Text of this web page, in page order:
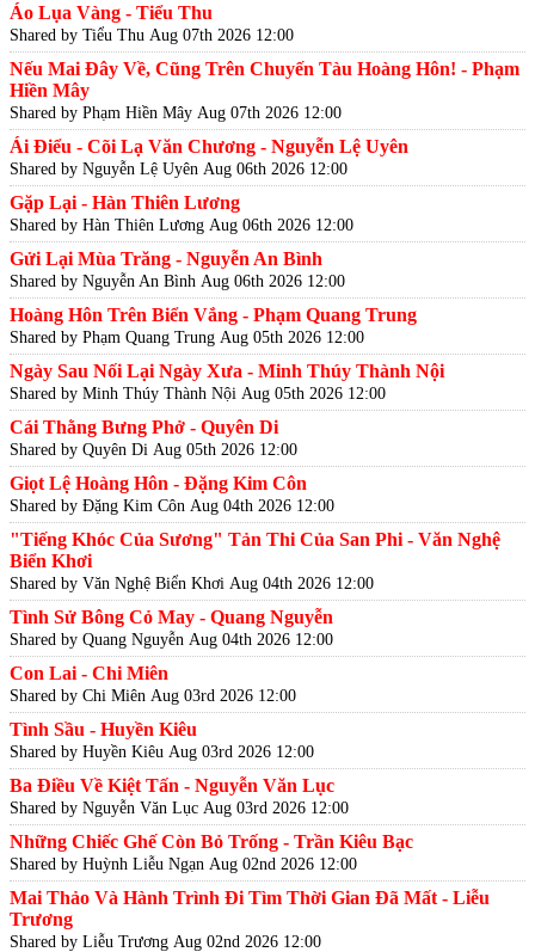
Áo Lụa Vàng - Tiểu Thu
Shared by Tiểu Thu Aug 07th 2026 12:00
Nếu Mai Đây Về, Cũng Trên Chuyến Tàu Hoàng Hôn! - Phạm
Hiền Mây
Shared by Phạm Hiền Mây Aug 07th 2026 12:00
Ái Điểu - Cõi Lạ Văn Chương - Nguyễn Lệ Uyên
Shared by Nguyễn Lệ Uyên Aug 06th 2026 12:00
Gặp Lại - Hàn Thiên Lương
Shared by Hàn Thiên Lương Aug 06th 2026 12:00
Gửi Lại Mùa Trăng - Nguyễn An Bình
Shared by Nguyễn An Bình Aug 06th 2026 12:00
Hoàng Hôn Trên Biển Vắng - Phạm Quang Trung
Shared by Phạm Quang Trung Aug 05th 2026 12:00
Ngày Sau Nối Lại Ngày Xưa - Minh Thúy Thành Nội
Shared by Minh Thúy Thành Nội Aug 05th 2026 12:00
Cái Thằng Bưng Phở - Quyên Di
Shared by Quyên Di Aug 05th 2026 12:00
Giọt Lệ Hoàng Hôn - Đặng Kim Côn
Shared by Đặng Kim Côn Aug 04th 2026 12:00
"Tiếng Khóc Của Sương" Tản Thi Của San Phi - Văn Nghệ
Biển Khơi
Shared by Văn Nghệ Biển Khơi Aug 04th 2026 12:00
Tình Sử Bông Cỏ May - Quang Nguyễn
Shared by Quang Nguyễn Aug 04th 2026 12:00
Con Lai - Chi Miên
Shared by Chi Miên Aug 03rd 2026 12:00
Tình Sầu - Huyền Kiêu
Shared by Huyền Kiêu Aug 03rd 2026 12:00
Ba Điều Về Kiệt Tấn - Nguyễn Văn Lục
Shared by Nguyễn Văn Lục Aug 03rd 2026 12:00
Những Chiếc Ghế Còn Bỏ Trống - Trần Kiêu Bạc
Shared by Huỳnh Liễu Ngạn Aug 02nd 2026 12:00
Mai Thảo Và Hành Trình Đi Tìm Thời Gian Đã Mất - Liễu
Trương
Shared by Liễu Trương Aug 02nd 2026 12:00